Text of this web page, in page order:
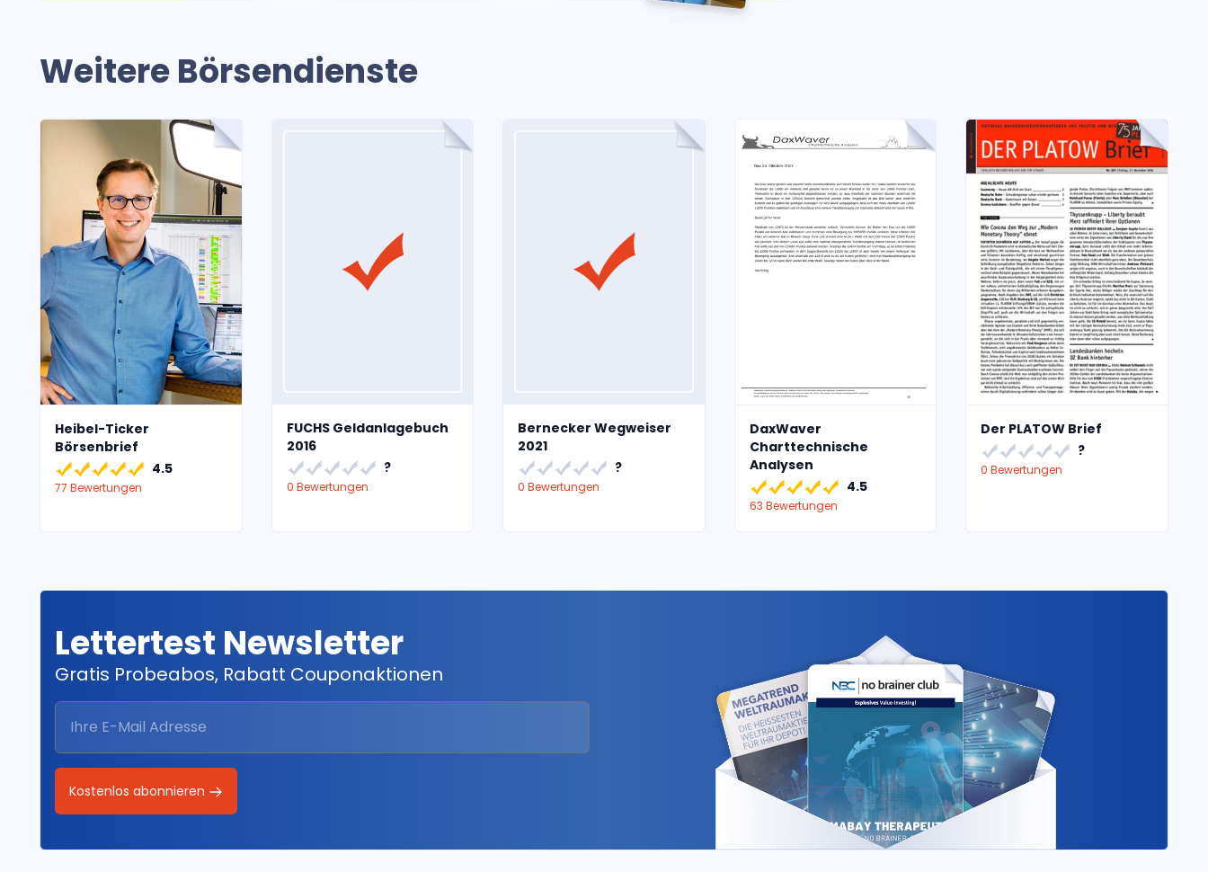
Weitere Börsendienste
Heibel-Ticker
Börsenbrief
4.5
77 Bewertungen
FUCHS Geldanlagebuch
2016
?
0 Bewertungen
Bernecker Wegweiser
2021
?
0 Bewertungen
DaxWaver
Charttechnische
Analysen
4.5
63 Bewertungen
Der PLATOW Brief
?
0 Bewertungen
Lettertest Newsletter
Gratis Probeabos, Rabatt Couponaktionen
Kostenlos abonnieren